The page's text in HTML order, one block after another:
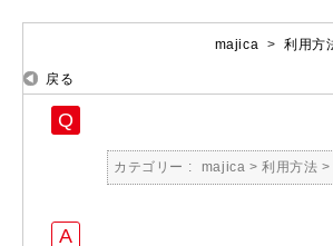
majica > 利用方
戻る
カテゴリー : majica >利用方法